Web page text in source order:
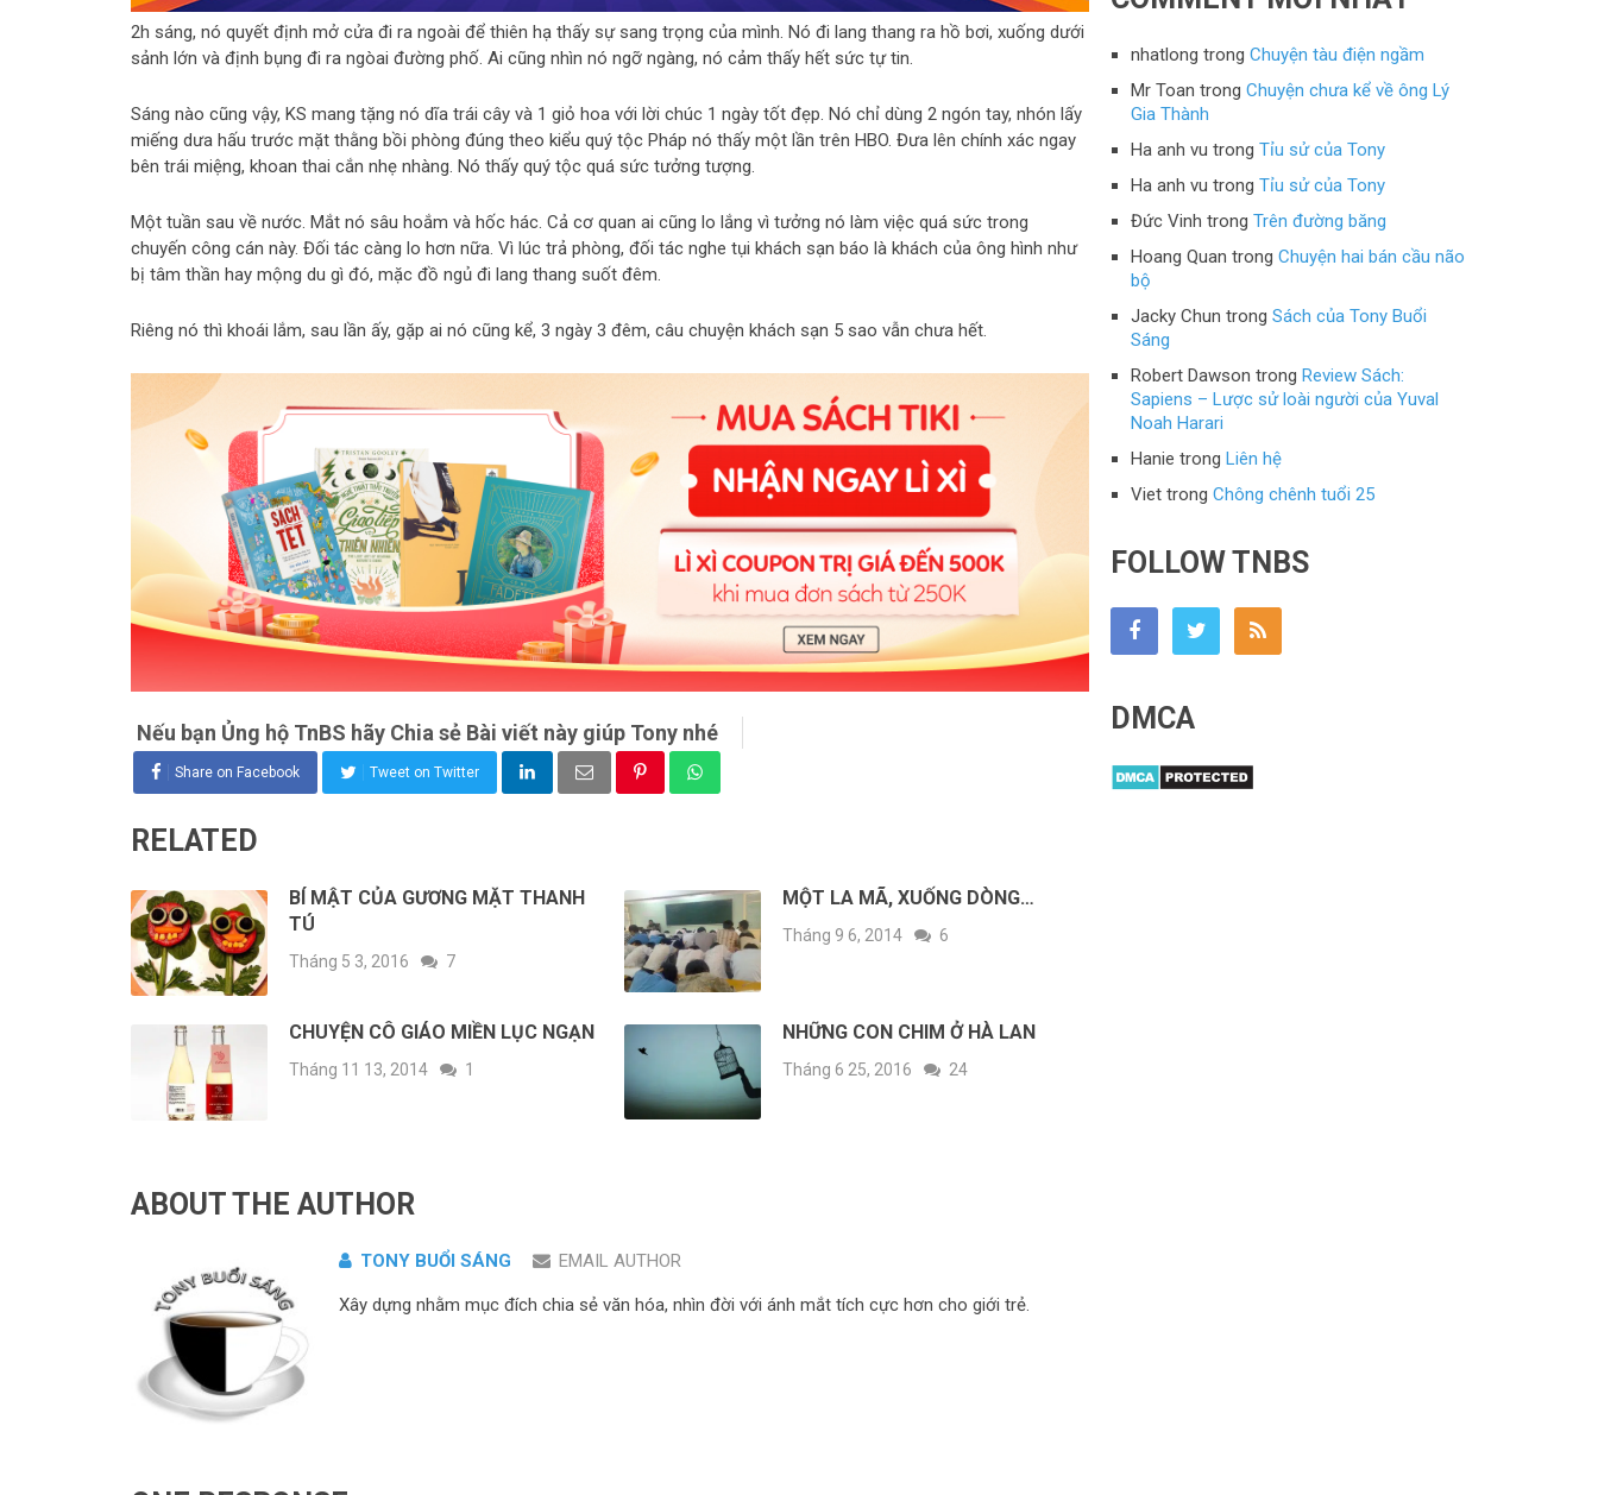
2h sáng, nó quyết định mở cửa đi ra ngoài để thiên hạ thấy sự sang trọng của mình. Nó đi lang thang ra hồ bơi, xuống dưới
sảnh lớn và định bụng đi ra ngòai đường phố. Ai cũng nhìn nó ngỡ ngàng, nó cảm thấy hết sức tự tin.
Sáng nào cũng vậy, KS mang tặng nó dĩa trái cây và 1 giỏ hoa với lời chúc 1 ngày tốt đẹp. Nó chỉ dùng 2 ngón tay, nhón lấy
miếng dưa hấu trước mặt thằng bồi phòng đúng theo kiểu quý tộc Pháp nó thấy một lần trên HBO. Đưa lên chính xác ngay
bên trái miệng, khoan thai cắn nhẹ nhàng. Nó thấy quý tộc quá sức tưởng tượng.
Một tuần sau về nước. Mắt nó sâu hoắm và hốc hác. Cả cơ quan ai cũng lo lắng vì tưởng nó làm việc quá sức trong
chuyến công cán này. Đối tác càng lo hơn nữa. Vì lúc trả phòng, đối tác nghe tụi khách sạn báo là khách của ông hình như
bị tâm thần hay mộng du gì đó, mặc đồ ngủ đi lang thang suốt đêm.
Riêng nó thì khoái lắm, sau lần ấy, gặp ai nó cũng kể, 3 ngày 3 đêm, câu chuyện khách sạn 5 sao vẫn chưa hết.
Nếu bạn Ủng hộ TnBS hãy Chia sẻ Bài viết này giúp Tony nhé
Share on Facebook Tweet on Twitter
RELATED
BÍ MẬT CỦA GƯƠNG MẶT THANH
TÚ
Tháng 5 3, 2016 7
MỘT LA MÃ, XUỐNG DÒNG…
Tháng 9 6, 2014 6
CHUYỆN CÔ GIÁO MIỀN LỤC NGẠN
Tháng 11 13, 2014 1
NHỮNG CON CHIM Ở HÀ LAN
Tháng 6 25, 2016 24
ABOUT THE AUTHOR
TONY BUỔI SÁNG EMAIL AUTHOR
Xây dựng nhằm mục đích chia sẻ văn hóa, nhìn đời với ánh mắt tích cực hơn cho giới trẻ.
nhatlong trong Chuyện tàu điện ngầm
Mr Toan trong Chuyện chưa kể về ông Lý
Gia Thành
Ha anh vu trong Tỉu sử của Tony
Ha anh vu trong Tỉu sử của Tony
Đức Vinh trong Trên đường băng
Hoang Quan trong Chuyện hai bán cầu não
bộ
Jacky Chun trong Sách của Tony Buổi
Sáng
Robert Dawson trong Review Sách:
Sapiens – Lược sử loài người của Yuval
Noah Harari
Hanie trong Liên hệ
Viet trong Chông chênh tuổi 25
FOLLOW TNBS
DMCA